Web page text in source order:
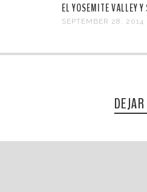
EL YOSEMITE VALLEY
SEPTEMBER 28, 2014